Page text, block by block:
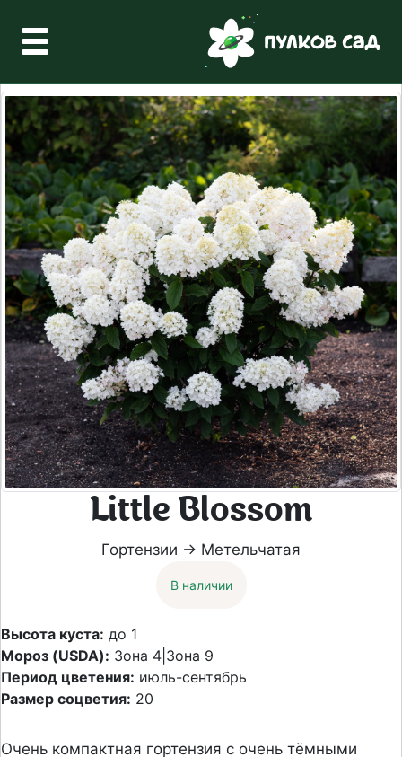
Little Blossom
Гортензии → Метельчатая
В наличии
Высота куста: до 1
Мороз (USDA): Зона 4|Зона 9
Период цветения: июль-сентябрь
Размер соцветия: 20
Очень компактная гортензия с очень тёмными